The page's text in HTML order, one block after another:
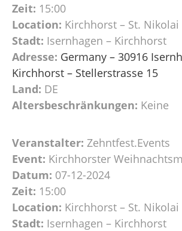
Zeit: 15:00
Location: Kirchhorst – St. Nikolai
Stadt: Isernhagen – Kirchhorst
Adresse: Germany – 30916
Kirchhorst – Stellerstrasse 15
Land: DE
Altersbeschränkungen: Keine
Veranstalter: Zehntfest.Events
Event: Kirchhorster
Datum: 07-12-2024
Zeit: 15:00
Location: Kirchhorst – St. Nikolai
Stadt: Isernhagen – Kirchhorst